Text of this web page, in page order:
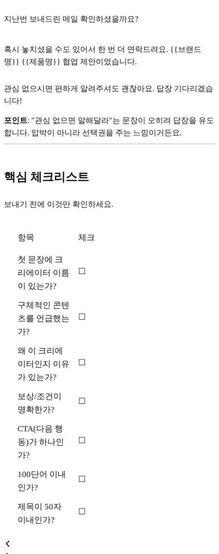
지난번 보내드린 메일 확인하셨을까요?
혹시 놓치셨을 수도 있어서 한 번 더 연락드려요. {{브랜드
명}} {{제품명}} 협업 제안이었습니다.
관심 없으시면 편하게 알려주셔도 괜찮아요. 답장 기다리겠습
니다!
포인트: "관심 없으면 말해달라"는 문장이 오히려 답장을 유도
합니다. 압박이 아니라 선택권을 주는 느낌이거든요.
핵심 체크리스트
보내기 전에 이것만 확인하세요.
항목 체크
첫 문장에 크
리에이터 이름
이 있는가?
☐
구체적인 콘텐
츠를 언급했는
가?
☐
왜 이 크리에
이터인지 이유
가 있는가?
☐
보상/조건이
명확한가?
☐
CTA(다음 행
동)가 하나인
가?
☐
100단어 이내
인가?
☐
제목이 50자
이내인가?
☐